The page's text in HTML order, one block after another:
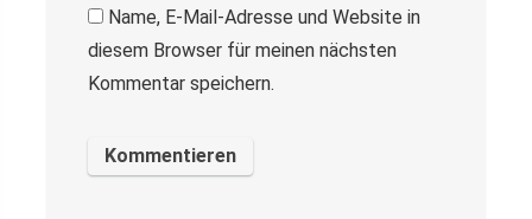
Name, E-Mail-Adresse und Website in
diesem Browser für meinen nächsten
Kommentar speichern.